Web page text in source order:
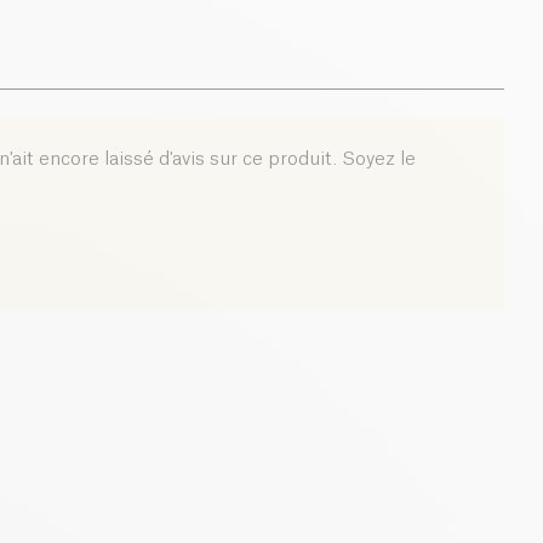
encore laissé d'avis sur ce produit. Soyez le